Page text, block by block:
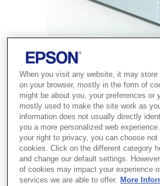
SKU:C13T72540N
When you visit any website, it may store
on your browser, mostly in the form of
might be about you, your preferences or
mostly used to make the site work as
information does not usually directly
you a more personalized web
your right to privacy, you can choose
cookies. Click on the different category
and change our default settings.
of cookies may impact your experience
services we are able to offer. More